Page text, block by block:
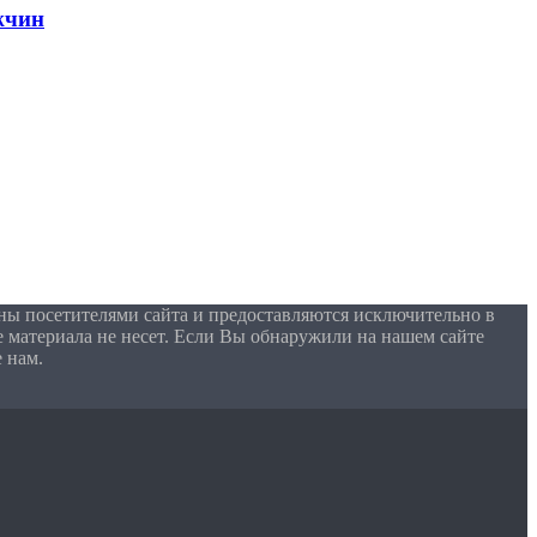
сайта и предоставляются исключительно в
материала не несет. Если Вы обнаружили на нашем сайте
нам.